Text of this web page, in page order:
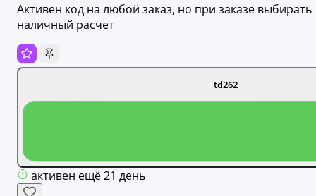
Активен код на любой заказ, но при заказе выбирать
наличный расчет
td262
активен ещё 21 день